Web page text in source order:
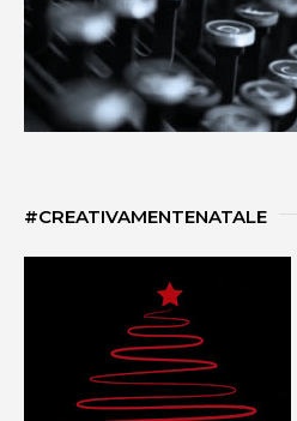
#CREATIVAMENTENATALE